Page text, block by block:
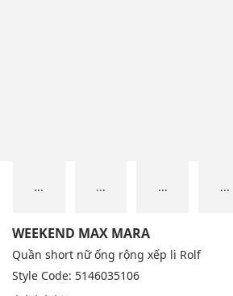
... ... ... ...
WEEKEND MAX MARA
Quần short nữ ống rộng xếp li Rolf
Style Code: 5146035106